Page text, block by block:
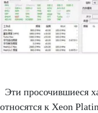
Эти просочившиеся
относятся к Xeon